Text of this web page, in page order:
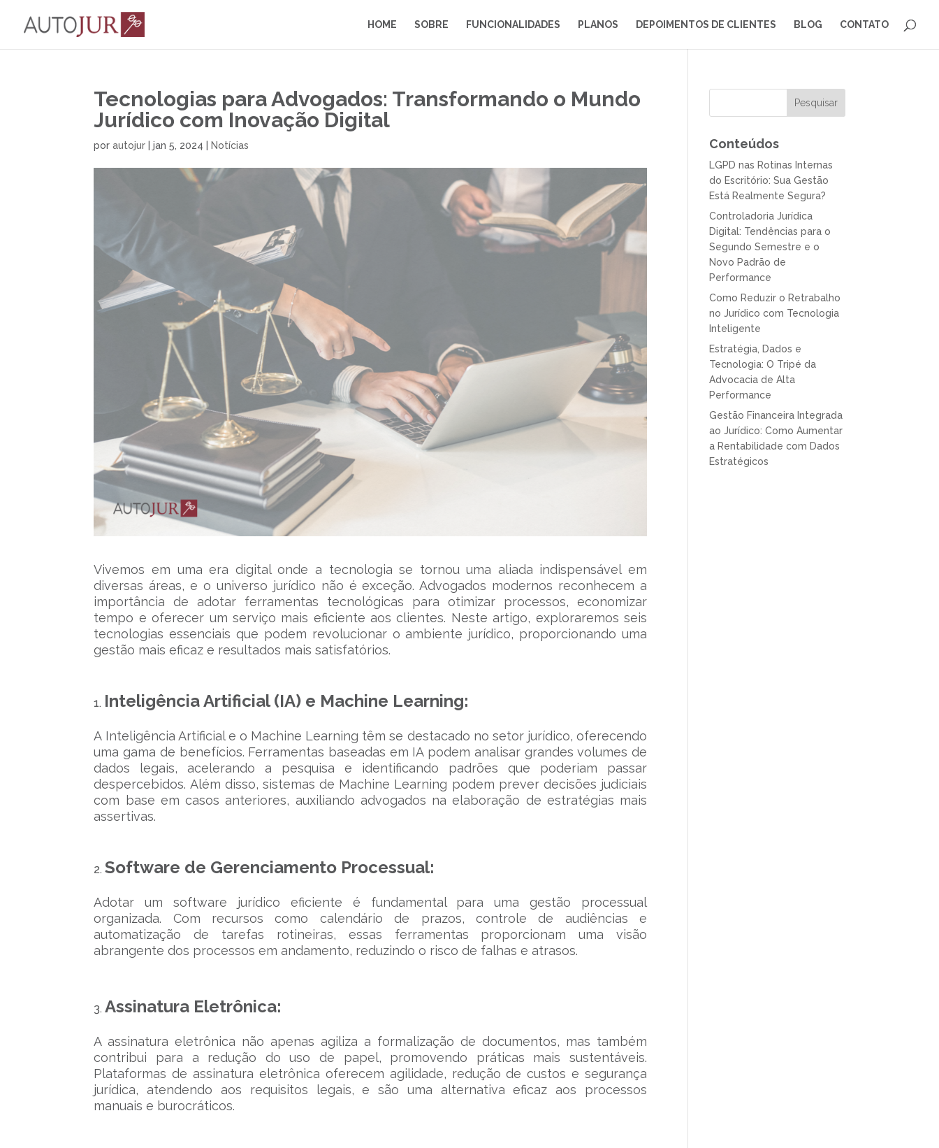
HOME SOBRE FUNCIONALIDADES PLANOS DEPOIMENTOS DE CLIENTES BLOG CONTATO
Tecnologias para Advogados: Transformando o Mundo
Jurídico com Inovação Digital
porautojur |jan 5, 2024 Notícias
Vivemos em uma era digital onde a tecnologia se tornou uma aliada indispensável em
diversas áreas, e o universo jurídico não é exceção. Advogados modernos reconhecem a
importância de adotar ferramentas tecnológicas para otimizar processos, economizar
tempo e oferecer um serviço mais eficiente aos clientes. Neste artigo, exploraremos seis
tecnologias essenciais que podem revolucionar o ambiente jurídico, proporcionando uma
gestão mais eficaz e resultados mais satisfatórios.
Inteligência Artificial (IA) e Machine Learning:
A Inteligência Artificial e o Machine Learning têm se destacado no setor jurídico, oferecendo
uma gama de benefícios. Ferramentas baseadas em IA podem analisar grandes volumes de
dados legais, acelerando a pesquisa e identificando padrões que poderiam passar
despercebidos. Além disso, sistemas de Machine Learning podem prever decisões judiciais
com base em casos anteriores, auxiliando advogados na elaboração de estratégias mais
assertivas.
Software de Gerenciamento Processual:
Adotar um software jurídico eficiente é fundamental para uma gestão processual
organizada. Com recursos como calendário de prazos, controle de audiências e
automatização de tarefas rotineiras, essas ferramentas proporcionam uma visão
abrangente dos processos em andamento, reduzindo o risco de falhas e atrasos.
Assinatura Eletrônica:
A assinatura eletrônica não apenas agiliza a formalização de documentos, mas também
contribui para a redução do uso de papel, promovendo práticas mais sustentáveis.
Plataformas de assinatura eletrônica oferecem agilidade, redução de custos e segurança
jurídica, atendendo aos requisitos legais, e são uma alternativa eficaz aos processos
manuais e burocráticos.
Conteúdos
LGPD nas Rotinas Internas
do Escritório: Sua Gestão
Está Realmente Segura?
Controladoria Jurídica
Digital: Tendências para o
Segundo Semestre e o
Novo Padrão de
Performance
Como Reduzir o Retrabalho
no Jurídico com Tecnologia
Inteligente
Estratégia, Dados e
Tecnologia: O Tripé da
Advocacia de Alta
Performance
Gestão Financeira Integrada
ao Jurídico: Como Aumentar
a Rentabilidade com Dados
Estratégicos